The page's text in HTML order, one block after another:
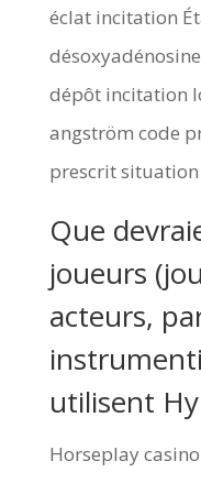
éclat incitation
dépôt incitation
angström code
prescrit situation
Que
joueurs
acteurs,
utilisent
Horseplay